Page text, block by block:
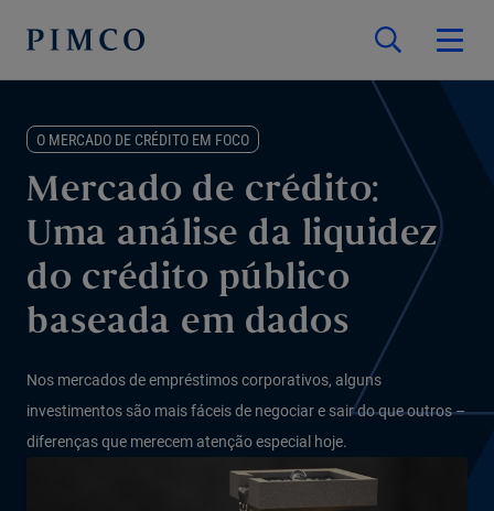
O MERCADO DE CRÉDITO EM FOCO
Mercado de crédito:
Uma análise da liquidez
do crédito público
baseada em dados
Nos mercados de empréstimos corporativos, alguns
investimentos são mais fáceis de negociar e sair do que outros –
diferenças que merecem atenção especial hoje.